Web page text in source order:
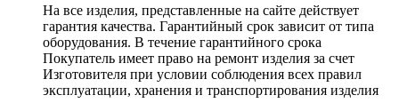
На все изделия, представленные на сайте действует
гарантия качества. Гарантийный срок зависит от типа
оборудования. В течение гарантийного срока
Покупатель имеет право на ремонт изделия за счет
Изготовителя при условии соблюдения всех правил
эксплуатации, хранения и транспортирования изделия